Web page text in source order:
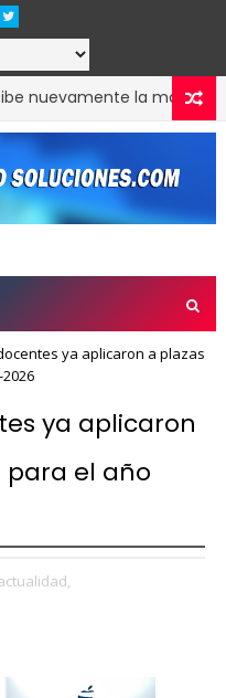
la máxima
Propeep” en El Caimito,
ya aplicaron a plazas
ya aplicaron
para el año